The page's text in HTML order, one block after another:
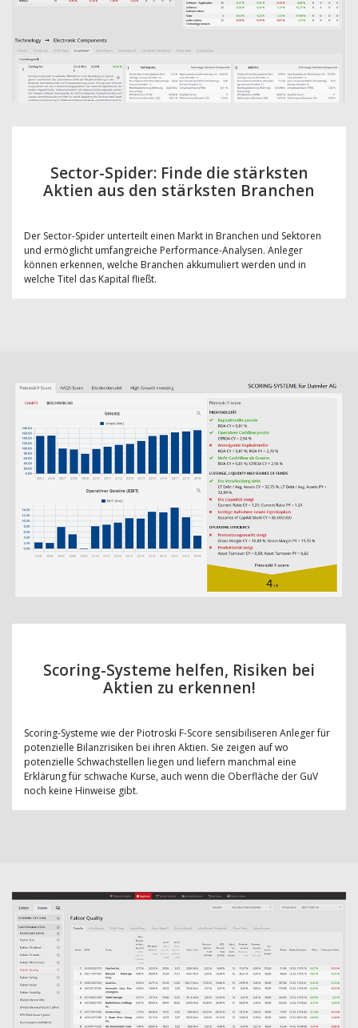
Sector-Spider: Finde die stärksten
Aktien aus den stärksten Branchen
Der Sector-Spider unterteilt einen Markt in Branchen und Sektoren
und ermöglicht umfangreiche Performance-Analysen. Anleger
können erkennen, welche Branchen akkumuliert werden und in
welche Titel das Kapital fließt.
Scoring-Systeme helfen, Risiken bei
Aktien zu erkennen!
Scoring-Systeme wie der Piotroski F-Score sensibiliseren Anleger für
potenzielle Bilanzrisiken bei ihren Aktien. Sie zeigen auf wo
potenzielle Schwachstellen liegen und liefern manchmal eine
Erklärung für schwache Kurse, auch wenn die Oberfläche der GuV
noch keine Hinweise gibt.